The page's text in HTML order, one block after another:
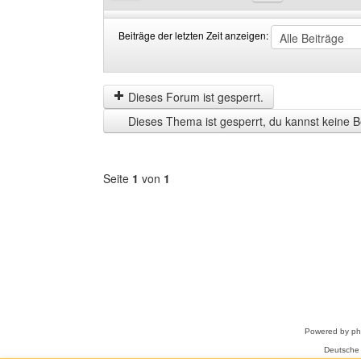
Beiträge der letzten Zeit anzeigen:
der
letzten
Zeit
anzeigen
by
Dieses Forum ist gesperrt.
Dieses Thema ist gesperrt, du kannst keine
Seite 1 von 1
Powered by